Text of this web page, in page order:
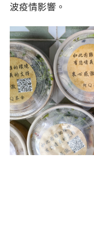
波疫情影響。